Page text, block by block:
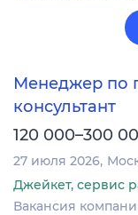
Менеджер по
консультант
120 000–300
27 июля 2026
Джейкет, сервис
Вакансия